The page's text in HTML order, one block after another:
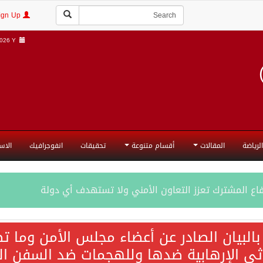
Y |
الرياضة المقالات أقسام متنوعة تحقيقات انفوجرافيك
المشترك تعزز التعاون الأمني ولا تستهدف أي دولة
مكة تعكس الإرادة السياسية لحماية أمن المنطقة
بالبيان الصادر عن أعضاء مجلس الأمن
ضدها وللهجمات ضد السفن التجارية